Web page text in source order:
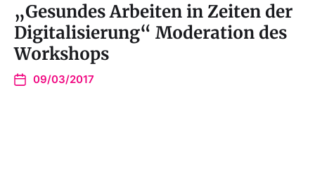
„Gesundes Arbeiten in Zeiten der
Digitalisierung“ Moderation des
Workshops
09/03/2017